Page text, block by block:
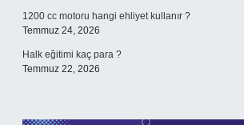
1200 cc motoru hangi ehliyet kullanır ?
Temmuz 24, 2026
Halk eğitimi kaç para ?
Temmuz 22, 2026